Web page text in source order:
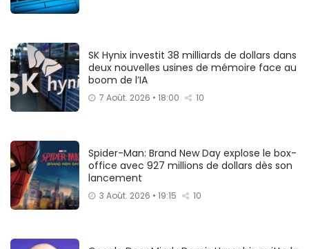
SK Hynix investit 38 milliards de dollars dans
deux nouvelles usines de mémoire face au
boom de l’IA
7 Août. 2026 • 18:00 10
Spider-Man: Brand New Day explose le box-
office avec 927 millions de dollars dès son
lancement
3 Août. 2026 • 19:15 10